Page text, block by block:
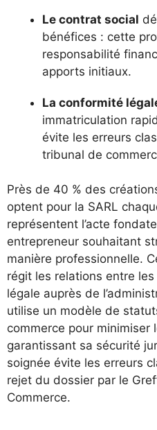
Le contrat social
bénéfices : cette
responsabilité
apports initiaux.
La conformité
immatriculation
évite les erreurs
tribunal de
Près de 40 % des
optent pour la SARL
représentent l’acte
entrepreneur souhaitant
manière professionnelle.
régit les relations entre
légale auprès de
utilise un modèle de
commerce pour minimiser
garantissant sa sécurité
soignée évite les erreurs
rejet du dossier par le
Commerce.